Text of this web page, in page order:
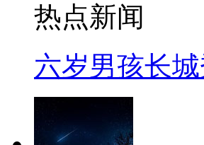
热点新闻
六岁男孩长